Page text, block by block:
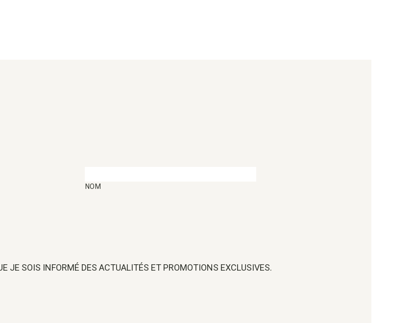
NOM
JE SOIS INFORMÉ DES ACTUALITÉS ET PROMOTIONS EXCLUSIVES.